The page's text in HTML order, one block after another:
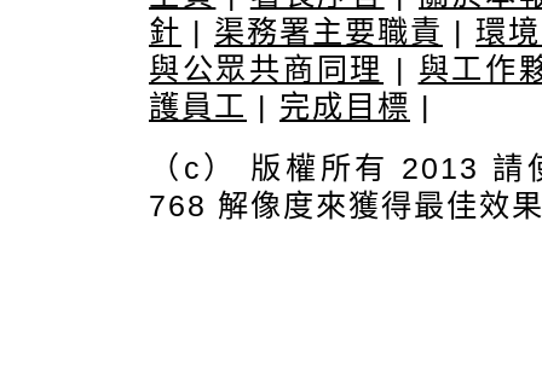
針 | 渠務署主要職責 | 環
與公眾共商同理 | 與工作
護員工 | 完成目標 |
（c） 版權所有 2013
768 解像度來獲得最佳效